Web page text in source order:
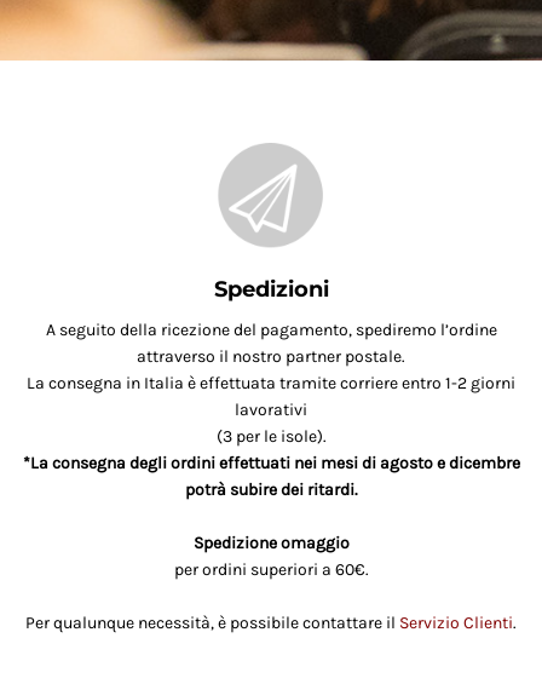
Spedizioni
A seguito della ricezione del pagamento, spediremo l’ordine
attraverso il nostro partner postale.
La consegna in Italia è effettuata tramite corriere entro 1-2 giorni
lavorativi
(3 per le isole).
*La consegna degli ordini effettuati nei mesi di agosto e dicembre
potrà subire dei ritardi.
Spedizione omaggio
per ordini superiori a 60€.
Per qualunque necessità, è possibile contattare il Servizio Clienti.